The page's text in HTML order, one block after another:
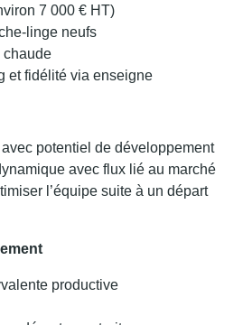
7 000 € HT)
linge neufs
chaude
et fidélité via enseigne
potentiel de développement
avec flux lié au marché
l’équipe suite à un départ
productive